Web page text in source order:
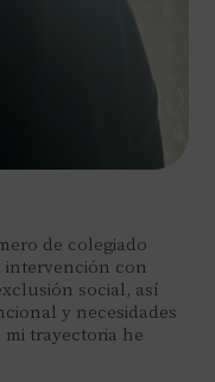
de colegiado
intervención con
social, así
y necesidades
mi trayectoria he